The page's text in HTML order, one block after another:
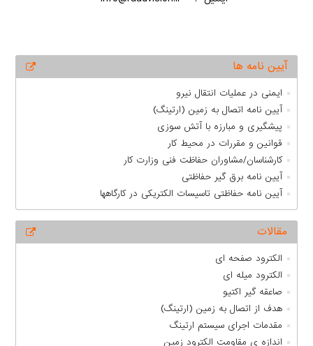
آیین نامه ها
ایمنی در عملیات انتقال نیرو
آیین ­نامه اتصال به زمین (ارتینگ)
پیشگیری و مبارزه با آتش­ سوزی
قوانین و مقررات در محیط کار
کارشناسان/مشاوران حفاظت فنی وزارت کار
آیین نامه برق گیر حفاظتی
آیین نامه حفاظتی تاسیسات الکتریکی در کارگاهها
مقالات
الکترود صفحه ای
الکترود میله ای
صاعقه گیر اکتیو
هدف از اتصال به زمين (ارتينگ)
مقدمات اجرای سیستم ارتینگ
اندازه ی مقاومت الکترود زمین